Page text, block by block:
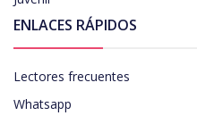
ENLACES RÁPIDOS
Lectores frecuentes
Whatsapp